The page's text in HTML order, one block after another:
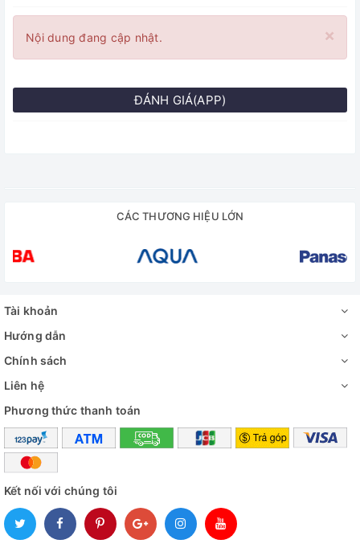
×
Nội dung đang cập nhật.
ĐÁNH GIÁ(APP)
CÁC THƯƠNG HIỆU LỚN
Tài khoản
Hướng dẫn
Chính sách
Liên hệ
Phương thức thanh toán
Kết nối với chúng tôi